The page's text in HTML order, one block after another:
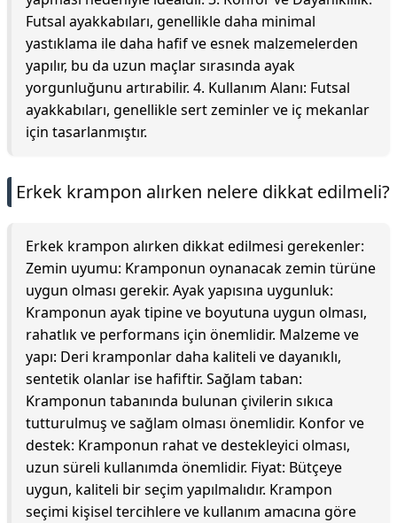
Futsal ayakkabıları, genellikle daha minimal
yastıklama ile daha hafif ve esnek malzemelerden
yapılır, bu da uzun maçlar sırasında ayak
yorgunluğunu artırabilir. 4. Kullanım Alanı: Futsal
ayakkabıları, genellikle sert zeminler ve iç mekanlar
için tasarlanmıştır.
Erkek krampon alırken nelere dikkat edilmeli?
Erkek krampon alırken dikkat edilmesi gerekenler:
Zemin uyumu: Kramponun oynanacak zemin türüne
uygun olması gerekir. Ayak yapısına uygunluk:
Kramponun ayak tipine ve boyutuna uygun olması,
rahatlık ve performans için önemlidir. Malzeme ve
yapı: Deri kramponlar daha kaliteli ve dayanıklı,
sentetik olanlar ise hafiftir. Sağlam taban:
Kramponun tabanında bulunan çivilerin sıkıca
tutturulmuş ve sağlam olması önemlidir. Konfor ve
destek: Kramponun rahat ve destekleyici olması,
uzun süreli kullanımda önemlidir. Fiyat: Bütçeye
uygun, kaliteli bir seçim yapılmalıdır. Krampon
seçimi kişisel tercihlere ve kullanım amacına göre